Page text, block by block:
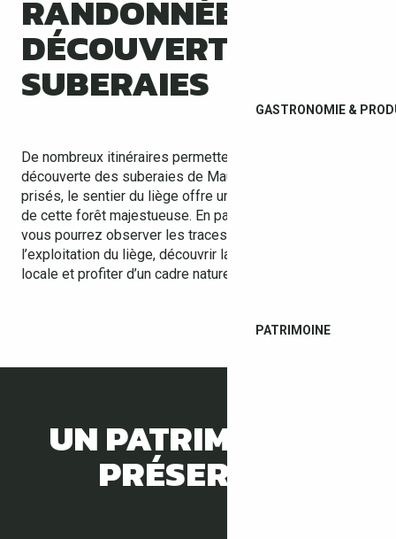
GASTRONOMIE &
PATRIMOINE
RANDONNÉES ET
DÉCOUVERTE DES
SUBERAIES
De nombreux itinéraires permettent de partir à la
découverte des suberaies de Maureillas. Parmi les plus
prisés, le sentier du liège offre une immersion au cœur
de cette forêt majestueuse. En parcourant ces chemins,
vous pourrez observer les traces laissées par
l’exploitation du liège, découvrir la richesse botanique
locale et profiter d’un cadre naturel préservé.
UN PATRIMOINE À
PRÉSERVER